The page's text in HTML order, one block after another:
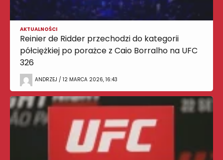
AKTUALNOŚCI
Reinier de Ridder przechodzi do kategorii
półciężkiej po porażce z Caio Borralho na UFC
326
ANDRZEJ / 12 MARCA 2026, 16:43